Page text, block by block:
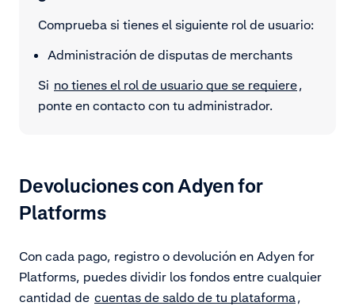
Comprueba si tienes el siguiente rol de usuario:
Administración de disputas de merchants
Si no tienes el rol de usuario que se requiere,
ponte en contacto con tu administrador.
Devoluciones con Adyen for
Platforms
Con cada pago, registro o devolución en Adyen for
Platforms, puedes dividir los fondos entre cualquier
cantidad de cuentas de saldo de tu plataforma,